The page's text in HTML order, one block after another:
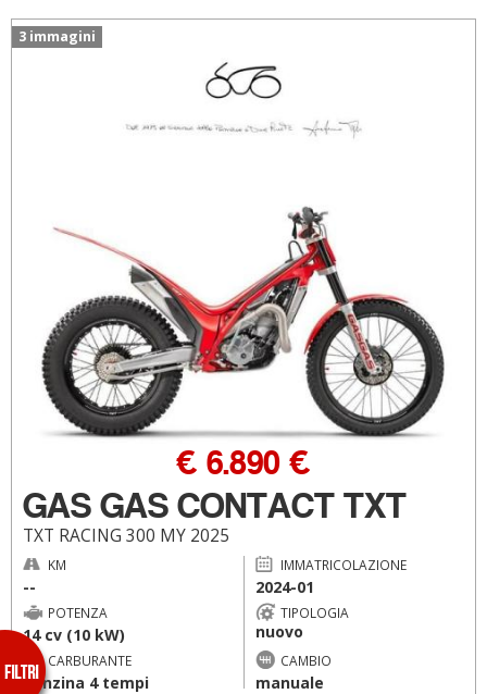
3 immagini
GAS GAS CONTACT TXT
TXT RACING 300 MY 2025
€ 6.890 €
KM
--
IMMATRICOLAZIONE
2024-01
POTENZA
14 cv (10 kW)
TIPOLOGIA
nuovo
CARBURANTE
benzina 4 tempi
CAMBIO
manuale